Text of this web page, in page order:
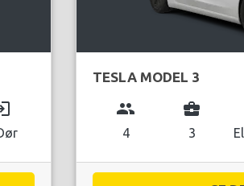
TESLA MODEL 3
group
4
business_center
3